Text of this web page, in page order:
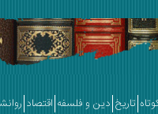
تاریخ دین و فلسفه اقتصاد